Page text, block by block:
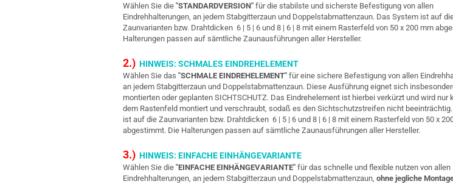
Wählen Sie die "STANDARDVERSION" für die stabilste und sicherste Befestigung von allen
Eindrehhalterungen, an jedem Stabgitterzaun und Doppelstabmattenzaun. Das System ist auf
Zaunvarianten bzw. Drahtdicken 6 | 5 | 6 und 8 | 6 | 8 mit einem Rasterfeld von 50 x 200 mm
Halterungen passen auf sämtliche Zaunausführungen aller Hersteller.
2.) HINWEIS: SCHMALES EINDREHELEMENT
Wählen Sie das "SCHMALE EINDREHELEMENT" für eine sichere Befestigung von allen
an jedem Stabgitterzaun und Doppelstabmattenzaun. Diese Ausführung eignet sich
montierten oder geplanten SICHTSCHUTZ. Das Eindrehelement ist hierbei verkürzt und wird nur
dem Rastenfeld montiert und verschraubt, sodaß es den Sichtschutzstreifen nicht
ist auf die Zaunvarianten bzw. Drahtdicken 6 | 5 | 6 und 8 | 6 | 8 mit einem Rasterfeld von 50 x
abgestimmt. Die Halterungen passen auf sämtliche Zaunausführungen aller Hersteller.
3.) HINWEIS: EINFACHE EINHÄNGEVARIANTE
Wählen Sie die "EINFACHE EINHÄNGEVARIANTE" für das schnelle und flexible nutzen von allen
Eindrehhalterungen, an jedem Stabgitterzaun und Doppelstabmattenzaun, ohne jegliche